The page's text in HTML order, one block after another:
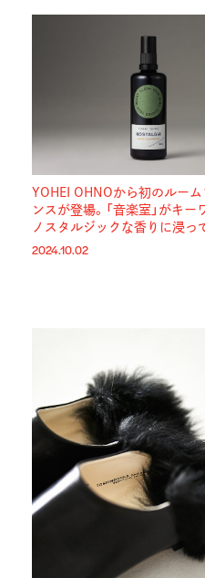
YOHEI OHNOから初のルーム
ンスが登場。「音楽室」がキー
ノスタルジックな香りに浸っ
2024.10.02